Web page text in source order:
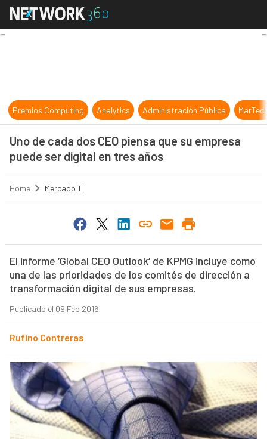
Uno de cada dos CEO piensa que
Premios Computing Analytics Administración Pública
Uno de cada dos CEO piensa que su empresa
puede ser digital en tres años
Home Mercado TI
El informe ‘Global CEO Outlook‘ de KPMG incluye como
una de las prioridades de los comités de dirección a
transformación digital de sus empresas.
Publicado el 09 Feb 2016
Rufino Contreras